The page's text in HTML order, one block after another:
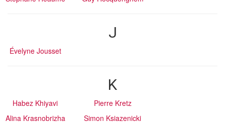
J
Évelyne Jousset
K
Habez Khiyavi
Alina Krasnobrizha
Pierre Kretz
Simon Ksiazenicki